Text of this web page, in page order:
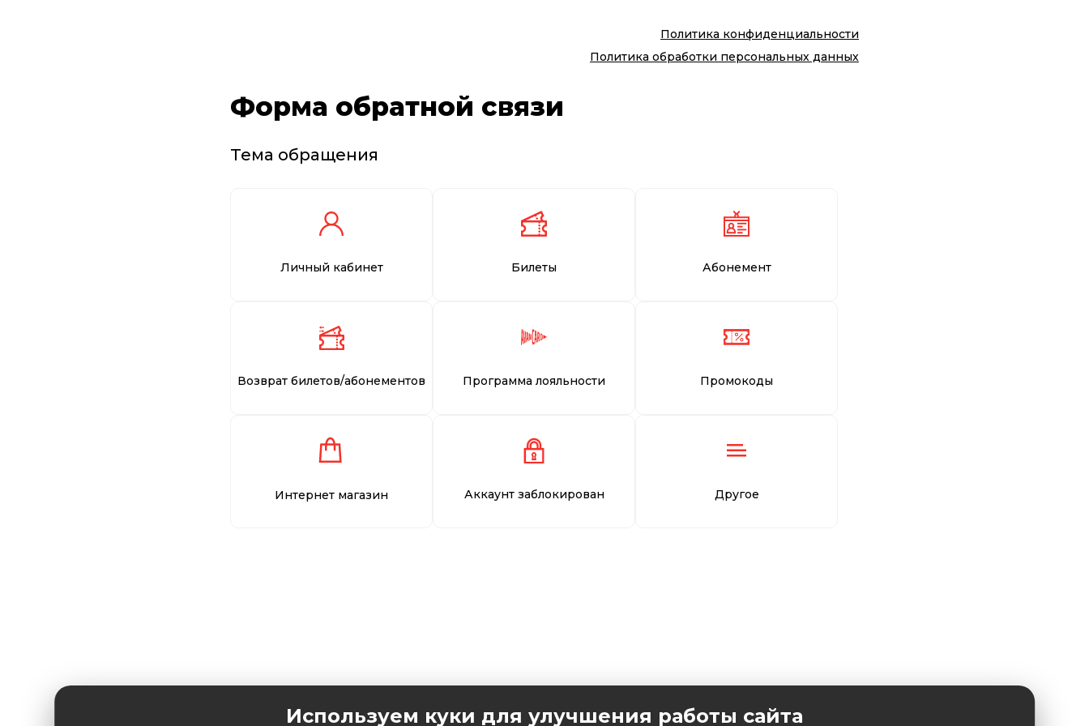
Политика конфиденциальности
Политика обработки персональных данных
Форма обратной связи
Тема обращения
Личный кабинет Билеты Абонемент
Возврат билетов/абонементов Программа лояльности Промокоды
Интернет магазин Аккаунт заблокирован Другое
Используем куки для улучшения работы сайта